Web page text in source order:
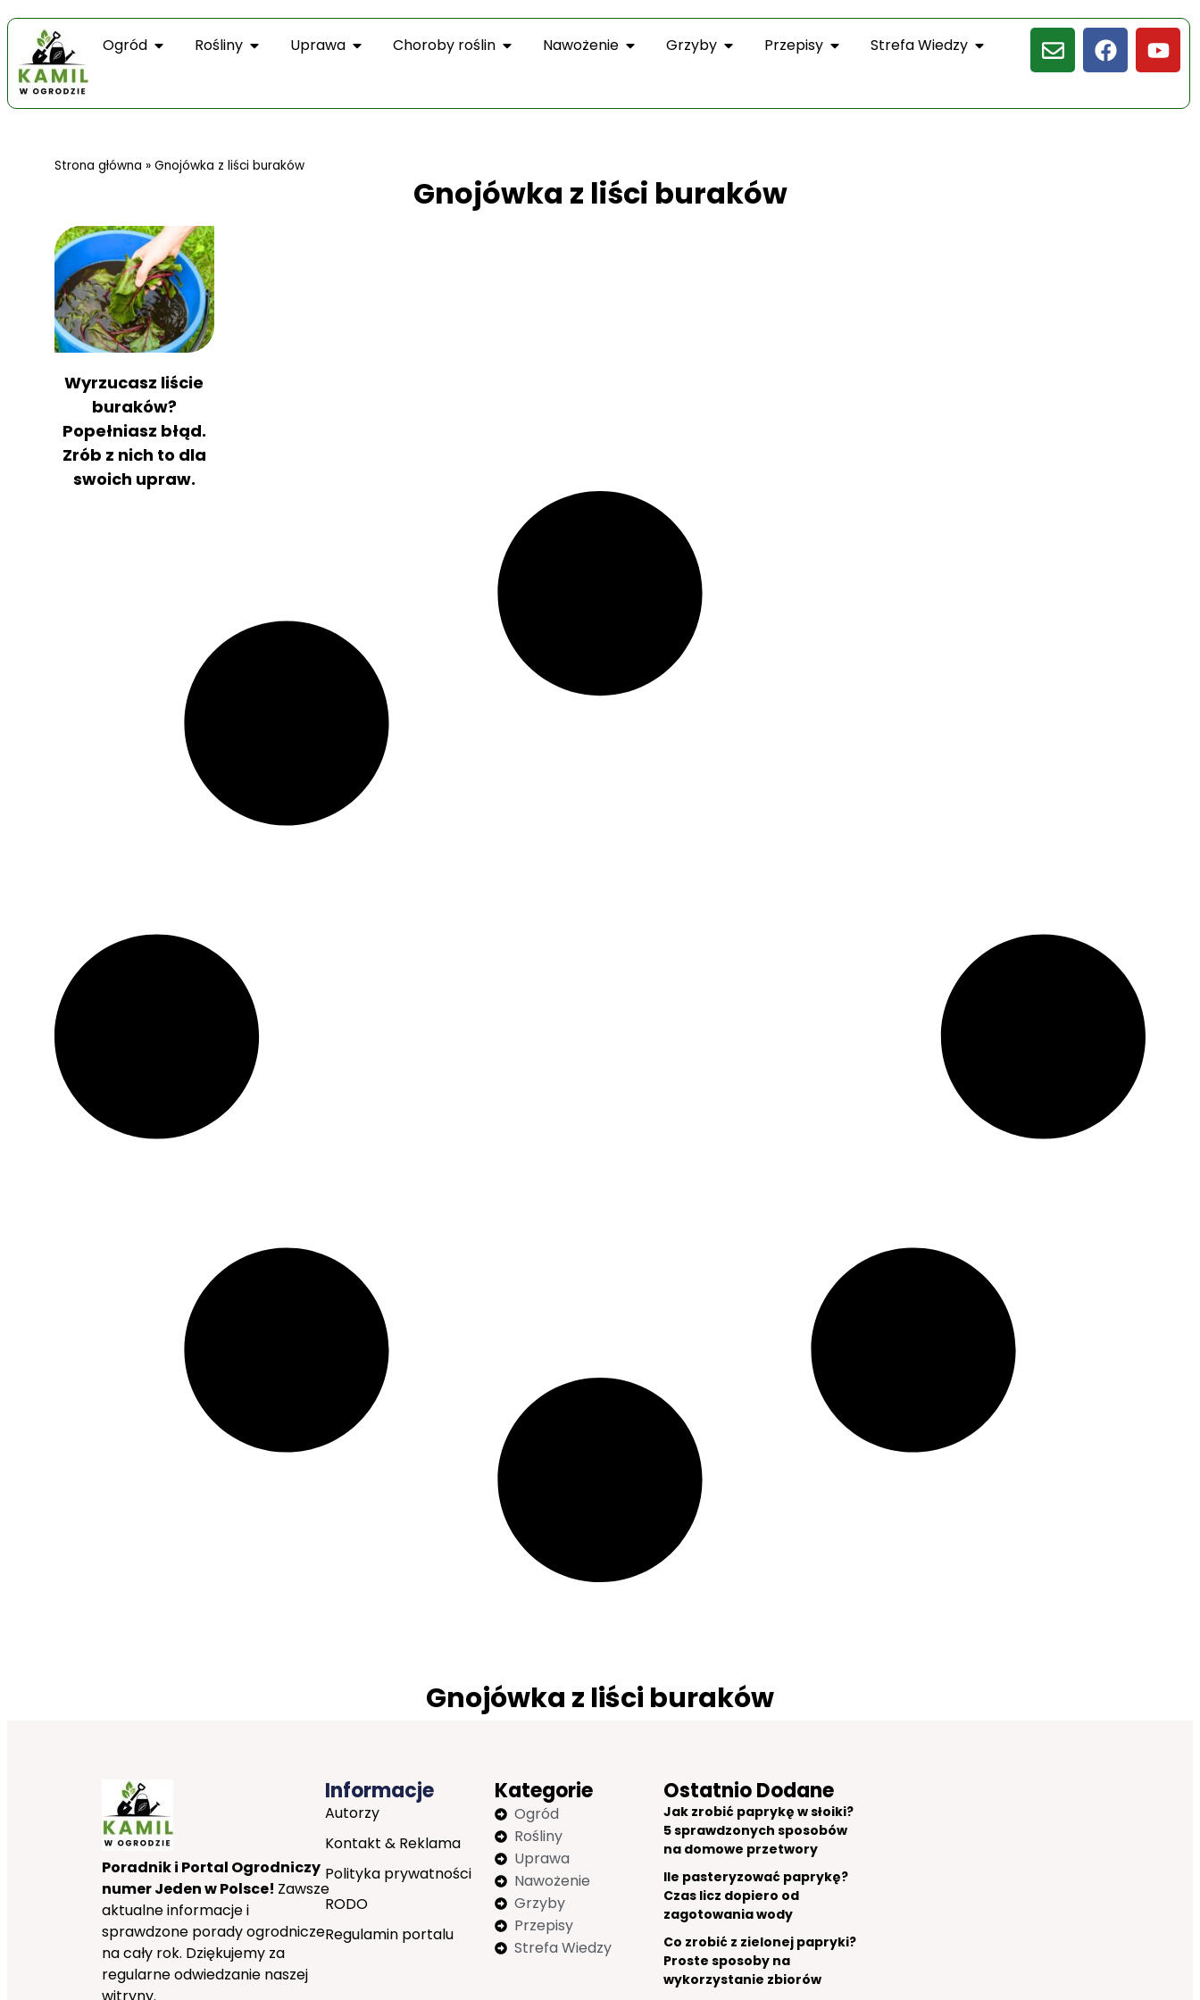
Ogród Rośliny Uprawa Choroby roślin Nawożenie Grzyby Przepisy Strefa Wiedzy
Strona główna »Gnojówka z liści buraków
Gnojówka z liści buraków
Wyrzucasz liście
buraków?
Popełniasz błąd.
Zrób z nich to dla
swoich upraw.
Gnojówka z liści buraków
Poradnik i Portal Ogrodniczy
numer Jeden w Polsce! Zawsze
aktualne informacje i
sprawdzone porady ogrodnicze
na cały rok. Dziękujemy za
regularne odwiedzanie naszej
Informacje
Autorzy
Kontakt & Reklama
Polityka prywatności
RODO
Regulamin portalu
Kategorie
Ogród
Rośliny
Uprawa
Nawożenie
Grzyby
Przepisy
Strefa Wiedzy
Ostatnio Dodane
Jak zrobić paprykę w słoiki?
5 sprawdzonych sposobów
na domowe przetwory
Ile pasteryzować paprykę?
Czas licz dopiero od
zagotowania wody
Co zrobić z zielonej papryki?
Proste sposoby na
wykorzystanie zbiorów